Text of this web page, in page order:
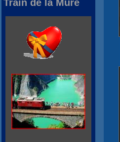
Train de la Mure